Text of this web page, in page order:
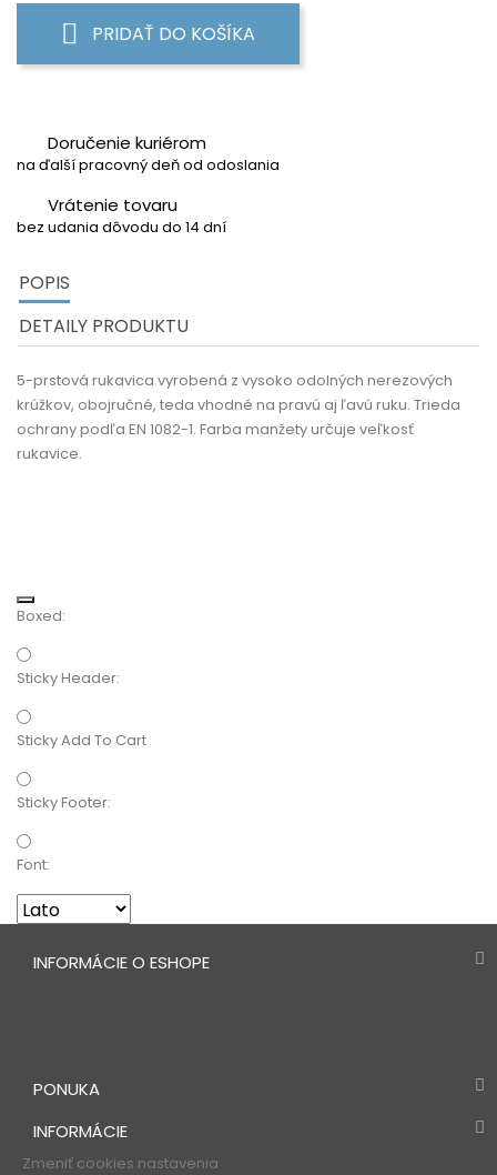
PRIDAŤ DO KOŠÍKA
Doručenie kuriérom
na ďalší pracovný deň od odoslania
Vrátenie tovaru
bez udania dôvodu do 14 dní
POPIS
DETAILY PRODUKTU
5-prstová rukavica vyrobená z vysoko odolných nerezových
krúžkov, obojručné, teda vhodné na pravú aj ľavú ruku. Trieda
ochrany podľa EN 1082-1. Farba manžety určuje veľkosť
rukavice.
Boxed:
Sticky Header:
Sticky Add To Cart
Sticky Footer:
Font:
INFORMÁCIE O ESHOPE
PONUKA
INFORMÁCIE
Zmeniť cookies nastavenia